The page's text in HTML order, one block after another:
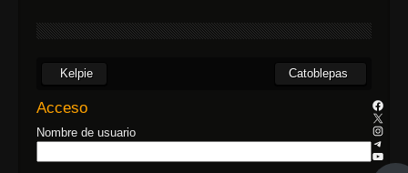
Kelpie Catoblepas
Acceso
Nombre de usuario